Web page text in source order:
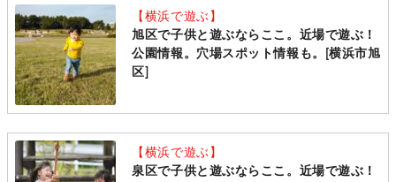
【横浜で遊ぶ】
旭区で子供と遊ぶならここ。近場で遊ぶ！
公園情報。穴場スポット情報も。[横浜市旭
区]
【横浜で遊ぶ】
泉区で子供と遊ぶならここ。近場で遊ぶ！